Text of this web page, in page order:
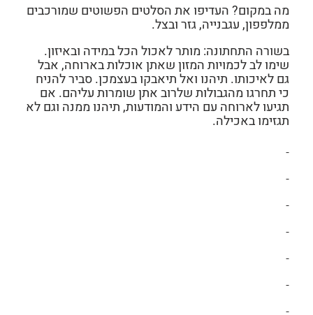
מה במקום?העדיפו את הסלטים הפשוטים שמורכבים
ממלפפון, עגבנייה, גזר ובצל.
בשורה התחתונה: מותר לאכול הכל במידה ובאיזון.
שימו לב לכמויות המזון שאתן אוכלות בארוחה, אבל
גם לאיכותו. תיהנו ואל תיאבקו בעצמכן. סביר להניח
כי תחרגו מהגבולות שלרוב אתן שומרות עליהם. אם
תגיעו לארוחה עם הידע והמודעות, תיהנו ממנה וגם לא
תגזימו באכילה.